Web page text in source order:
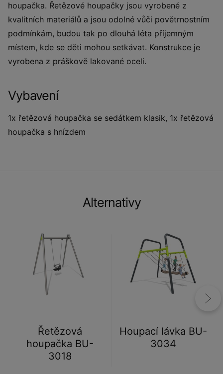
houpačka. Řetězové houpačky jsou vyrobené z
kvalitních materiálů a jsou odolné vůči povětrnostním
podmínkám, budou tak po dlouhá léta příjemným
místem, kde se děti mohou setkávat. Konstrukce je
vyrobena z práškově lakované oceli.
Vybavení
1x řetězová houpačka se sedátkem klasik, 1x řetězová
houpačka s hnízdem
Alternativy
Řetězová
houpačka BU-
3018
Houpací lávka BU-
3034